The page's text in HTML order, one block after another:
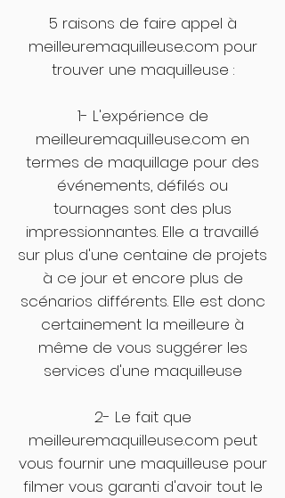
5 raisons de faire appel à
meilleuremaquilleuse.com pour
trouver une maquilleuse :
1- L'expérience de
meilleuremaquilleuse.com en
termes de maquillage pour des
événements, défilés ou
tournages sont des plus
impressionnantes. Elle a travaillé
sur plus d'une centaine de projets
à ce jour et encore plus de
scénarios différents. Elle est donc
certainement la meilleure à
même de vous suggérer les
services d'une maquilleuse
2- Le fait que
meilleuremaquilleuse.com peut
vous fournir une maquilleuse pour
filmer vous garanti d'avoir tout le